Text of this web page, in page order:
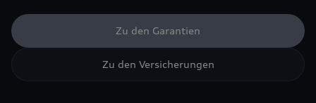
Zu den Garantien
Zu den Versicherungen